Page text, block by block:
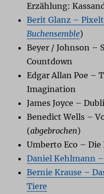
Erzählung:
Berit Glanz –
Buchensemble)
Beyer / Johnson –
Countdown
Edgar Allan Poe –
Imagination
James Joyce –
Benedict Wells –
(abgebrochen)
Umberto Eco –
Daniel Kehlmann
Bernie Krause –
Tiere